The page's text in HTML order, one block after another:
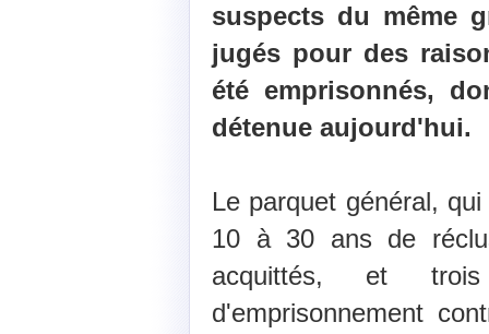
suspects du même
jugés pour des
été emprisonnés,
détenue aujourd'hui.
Le parquet général,
10 à 30 ans de
acquittés, et
d'emprisonnement